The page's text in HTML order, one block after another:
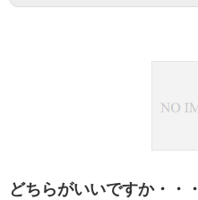
どちらがいいですか・・・